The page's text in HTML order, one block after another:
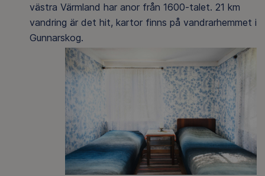
västra Värmland har anor från 1600-talet. 21 km
vandring är det hit, kartor finns på vandrarhemmet i
Gunnarskog.